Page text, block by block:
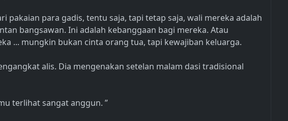
pakaian para gadis, tentu saja, tapi tetap saja, wali mereka adalah
bangsawan. Ini adalah kebanggaan bagi mereka. Atau
... mungkin bukan cinta orang tua, tapi kewajiban keluarga.
alis. Dia mengenakan setelan malam dasi tradisional
terlihat sangat anggun. ”